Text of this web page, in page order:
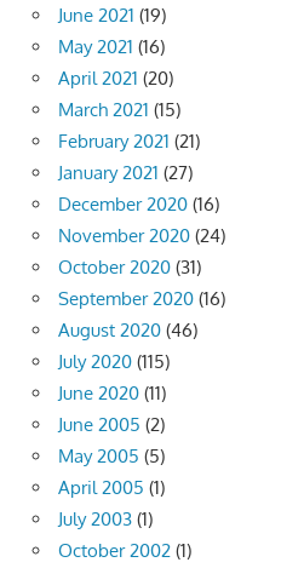
June 2021 (19)
May 2021 (16)
April 2021 (20)
March 2021 (15)
February 2021 (21)
January 2021 (27)
December 2020 (16)
November 2020 (24)
October 2020 (31)
September 2020 (16)
August 2020 (46)
July 2020 (115)
June 2020 (11)
June 2005 (2)
May 2005 (5)
April 2005 (1)
July 2003 (1)
October 2002 (1)